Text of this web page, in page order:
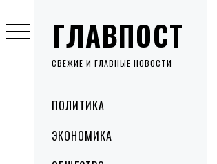
ГЛАВПОСТ
СВЕЖИЕ И ГЛАВНЫЕ НОВОСТИ
MenuПОЛИТИКА
ЭКОНОМИКА
to
content